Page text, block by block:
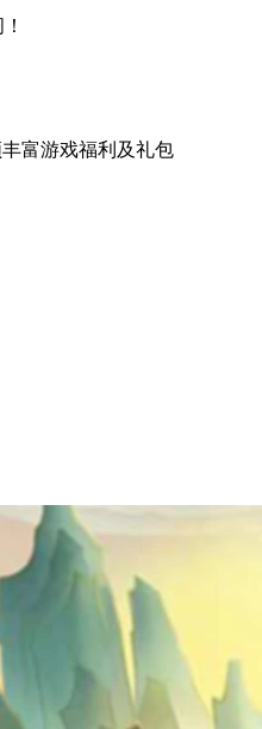
丰富游戏福利 及礼包